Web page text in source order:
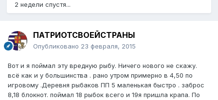
2 недели спустя...
ПАТРИОТСВОЕЙСТРАНЫ
Опубликовано 23 февраля, 2015
Вот и я поймал эту вредную рыбу. Ничего нового не скажу.
всё как и у большинства . рано утром примерно в 4,50 по
игровому .Деревня рыбаков ПП 5 маленькая быстро . заброс
8,18 блокнот. поймал 18 рыбок всего и 19я пришла крапа. По